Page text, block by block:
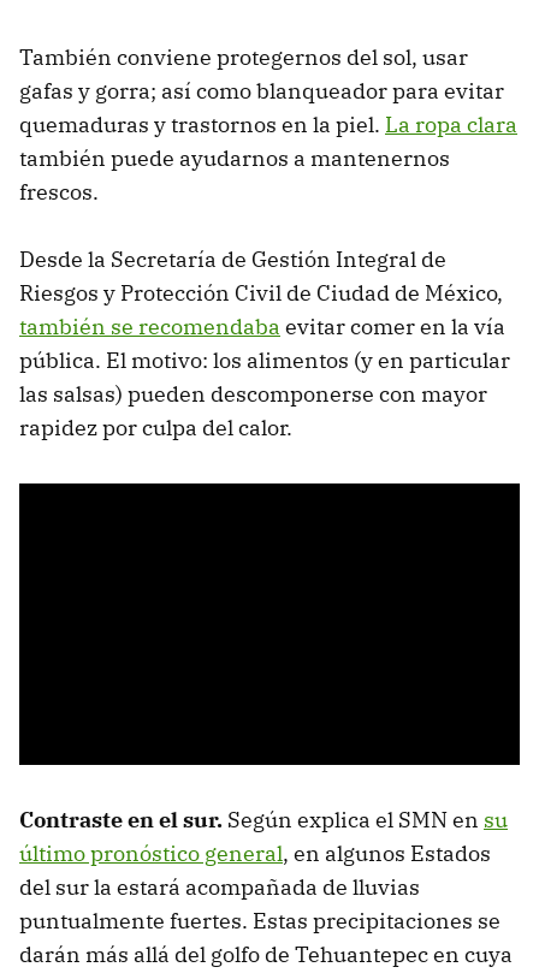
También conviene protegernos del sol, usar
gafas y gorra; así como blanqueador para evitar
quemaduras y trastornos en la piel. La ropa clara
también puede ayudarnos a mantenernos
frescos.
Desde la Secretaría de Gestión Integral de
Riesgos y Protección Civil de Ciudad de México,
también se recomendaba evitar comer en la vía
pública. El motivo: los alimentos (y en particular
las salsas) pueden descomponerse con mayor
rapidez por culpa del calor.
Contraste en el sur. Según explica el SMN en su
último pronóstico general, en algunos Estados
del sur la estará acompañada de lluvias
puntualmente fuertes. Estas precipitaciones se
darán más allá del golfo de Tehuantepec en cuya